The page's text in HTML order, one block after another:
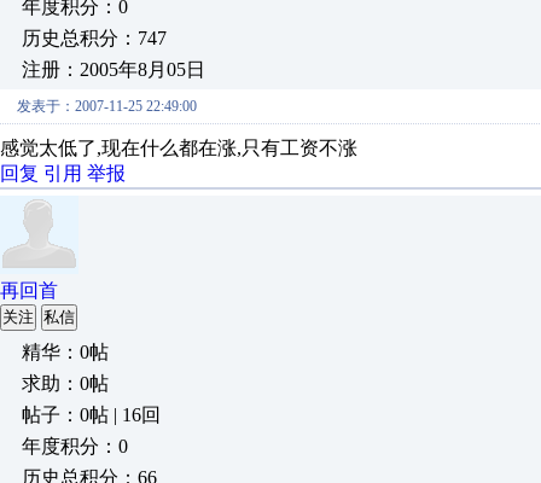
年度积分：0
历史总积分：747
注册：2005年8月05日
发表于：2007-11-25 22:49:00
感觉太低了,现在什么都在涨,只有工资不涨
回复 引用 举报
再回首
关注 私信
精华：0帖
求助：0帖
帖子：0帖 | 16回
年度积分：0
历史总积分：66